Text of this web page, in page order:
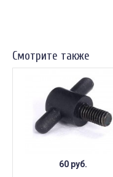
Смотрите также
60 руб.